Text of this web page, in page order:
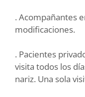
. Acompañantes
modificaciones.
. Pacientes
visita todos los
nariz. Una sola